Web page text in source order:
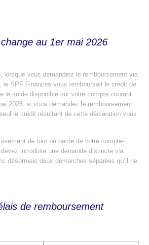
au 1er mai 2026
lorsque vous demandiez le remboursement via
le SPF Finances vous remboursait le crédit de
le solde disponible sur votre compte courant
2026, si vous demandez le remboursement
le crédit résultant de cette déclaration vous
de tout ou partie de votre compte-
introduire une demande distincte via
désormais deux démarches séparées qu’il ne
de remboursement